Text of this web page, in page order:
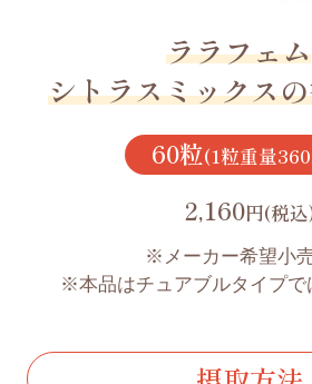
ララフェム
シトラスミックス
60粒(1粒重量
2,160円(税
※メーカー希望小
※本品はチュアブルタイプで